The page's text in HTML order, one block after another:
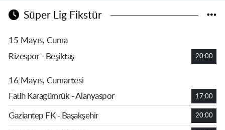
Süper Lig Fikstür
15 Mayıs, Cuma
Rizespor - Beşiktaş
20:00
16 Mayıs, Cumartesi
Fatih Karagümrük - Alanyaspor
17:00
Gaziantep FK - Başakşehir 20:00